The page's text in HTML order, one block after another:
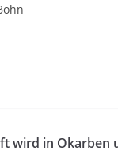
wird in Okarben